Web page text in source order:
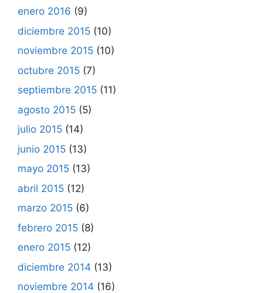
enero 2016 (9)
diciembre 2015 (10)
noviembre 2015 (10)
octubre 2015 (7)
septiembre 2015 (11)
agosto 2015 (5)
julio 2015 (14)
junio 2015 (13)
mayo 2015 (13)
abril 2015 (12)
marzo 2015 (6)
febrero 2015 (8)
enero 2015 (12)
diciembre 2014 (13)
noviembre 2014 (16)